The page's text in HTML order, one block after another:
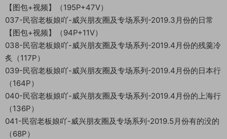
【图包+视频】（195P+47V）
037-民宿老板娘吖-威兴朋友圈及专场系列-2019.3月份的日常
【图包+视频】（94P+11V）
038-民宿老板娘吖-威兴朋友圈及专场系列-2019.4月份的残羹冷
炙（117P）
039-民宿老板娘吖-威兴朋友圈及专场系列-2019.4月份的日本行
（164P）
040-民宿老板娘吖-威兴朋友圈及专场系列-2019.4月份的上海行
（136P）
041-民宿老板娘吖-威兴朋友圈及专场系列-2019.5月份有的没的
（68P）